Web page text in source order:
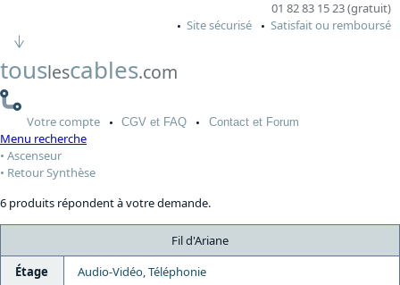
01 82 83 15 23 (gratuit)
Site sécurisé
Satisfait ou remboursé
touslescables.com
Votrecompte CGV et FAQ Contactet Forum
Menu recherche
Ascenseur
Retour Synthèse
6 produits répondent à votre demande.
Fil d'Ariane
Étage
Audio-Vidéo, Téléphonie